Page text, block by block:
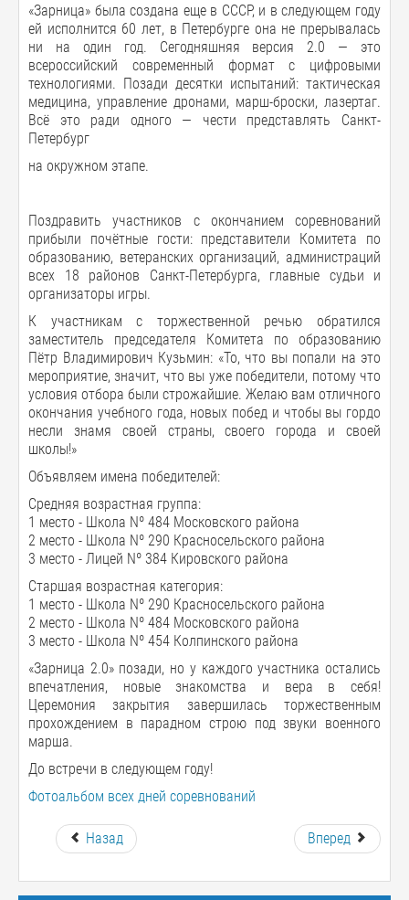
«Зарница» была создана еще в СССР, и в следующем году
ей исполнится 60 лет, в Петербурге она не прерывалась
ни на один год. Сегодняшняя версия 2.0 — это
всероссийский современный формат с цифровыми
технологиями. Позади десятки испытаний: тактическая
медицина, управление дронами, марш-броски, лазертаг.
Всё это ради одного — чести представлять Санкт-
Петербург
на окружном этапе.
Поздравить участников с окончанием соревнований
прибыли почётные гости: представители Комитета по
образованию, ветеранских организаций, администраций
всех 18 районов Санкт-Петербурга, главные судьи и
организаторы игры.
К участникам с торжественной речью обратился
заместитель председателя Комитета по образованию
Пётр Владимирович Кузьмин: «То, что вы попали на это
мероприятие, значит, что вы уже победители, потому что
условия отбора были строжайшие. Желаю вам отличного
окончания учебного года, новых побед и чтобы вы гордо
несли знамя своей страны, своего города и своей
школы!»
Объявляем имена победителей:
Средняя возрастная группа:
1 место - Школа Nº 484 Московского района
2 место - Школа Nº 290 Красносельского района
3 место - Лицей Nº 384 Кировского района
Старшая возрастная категория:
1 место - Школа Nº 290 Красносельского района
2 место - Школа Nº 484 Московского района
3 место - Школа Nº 454 Колпинского района
«Зарница 2.0» позади, но у каждого участника остались
впечатления, новые знакомства и вера в себя!
Церемония закрытия завершилась торжественным
прохождением в парадном строю под звуки военного
марша.
До встречи в следующем году!
Фотоальбом всех дней соревнований
Назад Вперед